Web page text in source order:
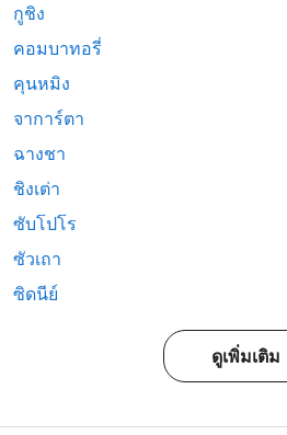
กูชิง
คอมบาทอรี่
คุนหมิง
จาการ์ตา
ฉางชา
ชิงเต่า
ซับโปโร
ซัวเถา
ซิดนีย์
ดูเพิ่มเติม